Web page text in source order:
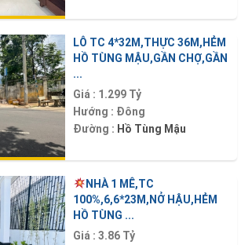
LÔ TC 4*32M,THỰC 36M,HẺM
HỒ TÙNG MẬU,GẦN CHỢ,GẦN
...
Giá : 1.299 Tỷ
Hướng : Đông
Đường : Hồ Tùng Mậu
NHÀ 1 MÊ,TC
100%,6,6*23M,NỞ HẬU,HẺM
HỒ TÙNG ...
Giá : 3.86 Tỷ